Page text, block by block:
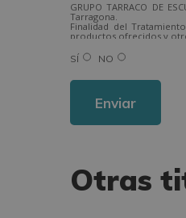
GRUPO TARRACO DE
Tarragona.
Finalidad del
productos ofrecidos y
Derechos: Puede
Para más información
SÍ NO
Otras